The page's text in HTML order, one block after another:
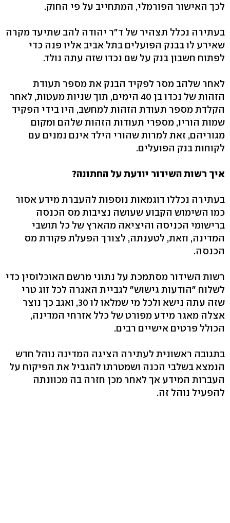
לכך האישור הפורמלי, המתחייב על פי החוק.
בעתירה נכלל תצהיר של ד"ר יהודה להב שתיעד מקרה
שאירע לו בבנק הפועלים בתל אביב אליו פנה כדי
לפתוח חשבון בנק על שם נכדו שזה עתה נולד.
לאחר שלהב מסר לפקיד הבנק את מספר תעודת
הזהות של נכדו בן 40 הימים, תוך שניות מעטות, לאחר
הקלדת מספר תעודת הזהות למחשב, היו בידי הפקיד
שמות הוריו, מספרי תעודות הזהות שלהם ומקום
מגוריהם, זאת למרות שהורי הילד אינם נמנים עם
לקוחות בנק הפועלים.
איך רשות השידור יודעת על החתונה?
בעתירה נכללו דוגמאות נוספות להעברת מידע אסור
כמו השימוש הקבוע שעושה נציבות מס הכנסה
ברישומי הכניסה והיציאה מהארץ של כל תושבי
המדינה, וזאת, לטענתה, לצורך הפעלת פקודת מס
הכנסה.
רשות השידור מסתמכת על נתוני מרשם האוכלוסין כדי
לשלוח "הודעות גישוש" לגביית האגרה לכל זוג טרי
שזה עתה נישא ולכל מי שמלאו לו 30, ואגב כך נוצר
אצלה מאגר מידע מפורט של כלל אזרחי המדינה,
הכולל פרטים אישיים רבים.
בתגובה ראשונית לעתירה הציגה המדינה נוהל חדש
הנמצא בשלבי הכנה ושמטרתו להגביל את הפיקוח על
העברות המידע אך לאחר מכן חזרה בה מכוונתה
להפעיל נוהל זה.